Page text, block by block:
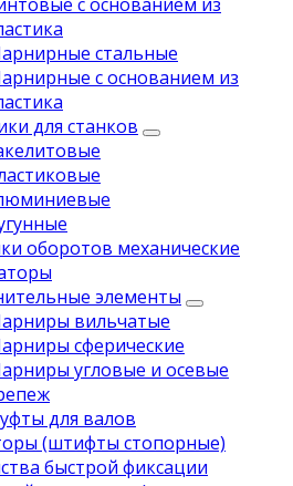
стальные
с основанием из
для станков
оборотов механические
элементы
вильчатые
сферические
угловые и осевые
для валов
(штифты стопорные)
быстрой фиксации